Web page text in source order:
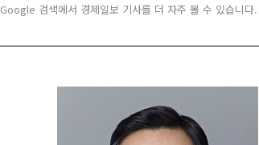
Google 검색에서 경제일보 기사를 더 자주 볼 수 있습니다.